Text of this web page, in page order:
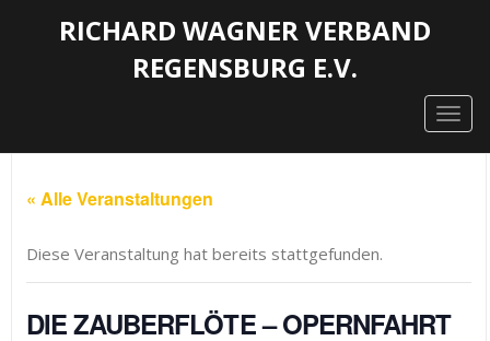
RICHARD WAGNER VERBAND
REGENSBURG E.V.
« Alle Veranstaltungen
Diese Veranstaltung hat bereits stattgefunden.
DIE ZAUBERFLÖTE – OPERNFAHRT